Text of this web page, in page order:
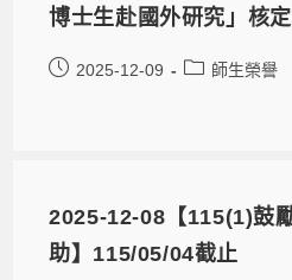
博士生赴國外研究」核定
2025-12-09 師生榮譽
2025-12-08【115(1)鼓
助】115/05/04截止